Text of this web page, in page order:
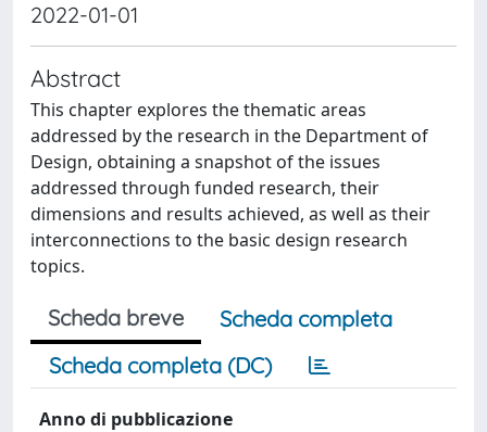
2022-01-01
Abstract
This chapter explores the thematic areas
addressed by the research in the Department of
Design, obtaining a snapshot of the issues
addressed through funded research, their
dimensions and results achieved, as well as their
interconnections to the basic design research
topics.
Scheda breve
Scheda completa
Scheda completa (DC)
Anno di pubblicazione